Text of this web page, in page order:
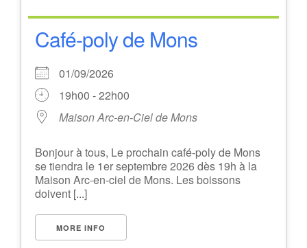
Café-poly de Mons
01/09/2026
19h00 - 22h00
Maison Arc-en-Ciel de Mons
Bonjour à tous, Le prochain café-poly de Mons
se tiendra le 1er septembre 2026 dès 19h à la
Maison Arc-en-ciel de Mons. Les boissons
doivent [...]
MORE INFO